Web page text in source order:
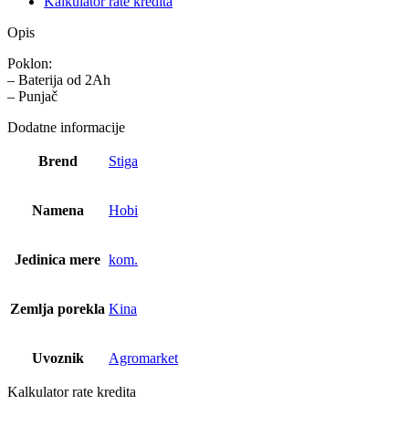
Opis
Poklon:
– Baterija od 2Ah
– Punjač
Dodatne informacije
Brend Stiga
Namena Hobi
Jedinica mere kom.
Zemlja porekla Kina
Uvoznik Agromarket
Kalkulator rate kredita